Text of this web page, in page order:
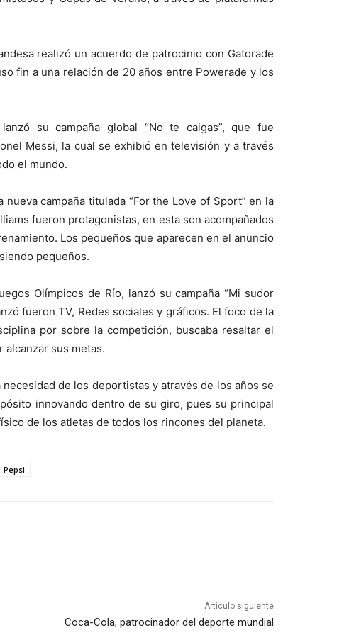
realizó un acuerdo de patrocinio con Gatorade
fin a una relación de 20 años entre Powerade y los
su campaña global “No te caigas”, que fue
Messi, la cual se exhibió en televisión y a través
el mundo.
campaña titulada “For the Love of Sport” en la
fueron protagonistas, en esta son acompañados
Los pequeños que aparecen en el anuncio
pequeños.
Olímpicos de Río, lanzó su campaña “Mi sudor
fueron TV, Redes sociales y gráficos. El foco de la
por sobre la competición, buscaba resaltar el
sus metas.
de los deportistas y através de los años se
innovando dentro de su giro, pues su principal
de los atletas de todos los rincones del planeta.
Pepsi
Artículo siguiente
Coca-Cola, patrocinador del deporte mundial